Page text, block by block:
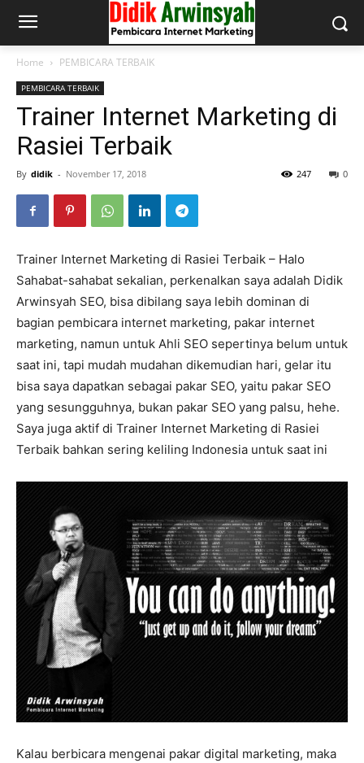
Home PEMBICARA TERBAIK
PEMBICARA TERBAIK
Trainer Internet Marketing di
Rasiei Terbaik
By didik - November 17, 2018 0
247
Trainer Internet Marketing di Rasiei Terbaik – Halo
Sahabat-sahabat sekalian, perkenalkan saya adalah Didik
Arwinsyah SEO, bisa dibilang saya lebih dominan di
bagian pembicara internet marketing, pakar internet
marketing, namun untuk Ahli SEO sepertinya belum untuk
saat ini, tapi mudah mudahan dikemudian hari, gelar itu
bisa saya dapatkan sebagai pakar SEO, yaitu pakar SEO
yang sesungguhnya, bukan pakar SEO yang palsu, hehe.
Saya juga aktif di Trainer Internet Marketing di Rasiei
Terbaik bahkan sering keliling Indonesia untuk saat ini
Kalau berbicara mengenai pakar digital marketing, maka